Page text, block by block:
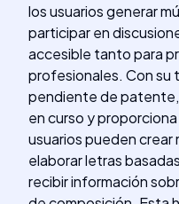
los usuarios generar
participar en
accesible tanto para
profesionales. Con su
pendiente de
en curso y
usuarios pueden crear
elaborar letras
recibir información